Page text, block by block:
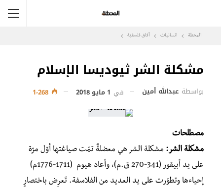
المحطة انسانيات آفاق فلسفيّة‎
مشكلة الشر ثيوديسا الإسلام
بواسطة عبدالله أمين في 1 مايو 2018
مصطلحات
مشكلة الشر: مشكلة الشر هي معضلةٌ تمّت صياغتها أوّل مرّة
على يد أبيقور (341-270 ق.م)، وأعاد هيوم (1711-1776م)
إحياءها وتطوّرت على يد العديد من الفلاسفة. تَعرِض باختصارٍ